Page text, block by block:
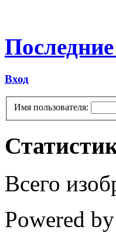
Вход
Имя пользователя:
Всего
Powered by